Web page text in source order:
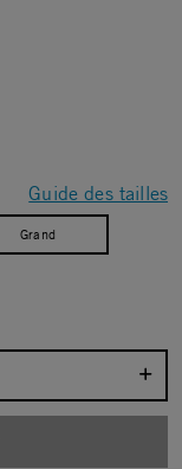
Guide des tailles
Grand